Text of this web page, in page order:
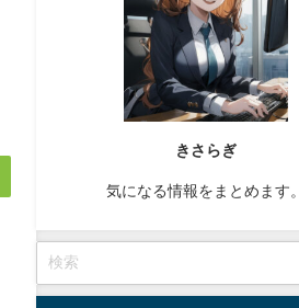
きさらぎ
気になる情報をまとめます。